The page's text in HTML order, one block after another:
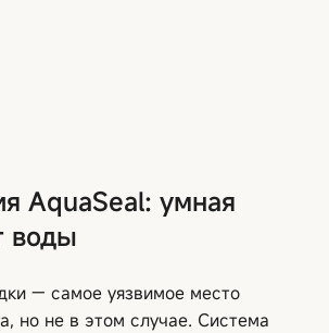
AquaSeal: умная
воды
— самое уязвимое место
но не в этом случае. Система